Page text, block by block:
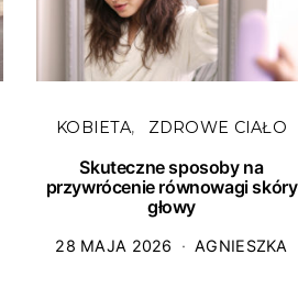
KOBIETA ZDROWE CIAŁO
Skuteczne sposoby na
przywrócenie równowagi skóry
głowy
28 MAJA 2026 AGNIESZKA